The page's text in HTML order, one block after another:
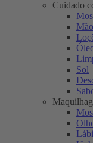
Cuidado
Sol